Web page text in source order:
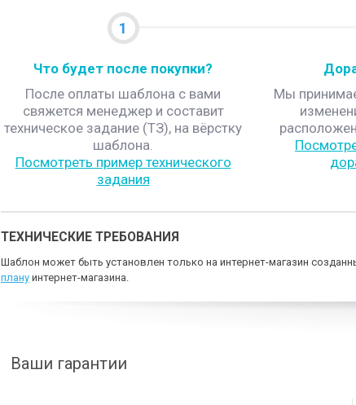
1
Что будет после покупки?
После оплаты шаблона с вами
свяжется менеджер и составит
техническое задание (ТЗ), на вёрстку
шаблона.
Посмотреть пример технического
задания
Мы
ТЕХНИЧЕСКИЕ ТРЕБОВАНИЯ
Шаблон может быть установлен только на интернет-магазин
плану интернет-магазина.
Ваши гарантии